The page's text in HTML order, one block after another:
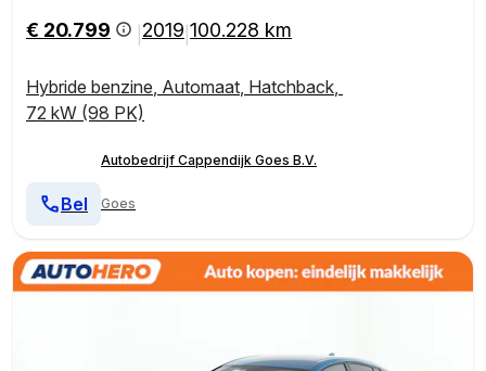
€ 20.799 2019 100.228 km
Hybride benzine, Automaat, Hatchback,
72 kW (98 PK)
Autobedrijf Cappendijk Goes B.V.
Goes
Bel